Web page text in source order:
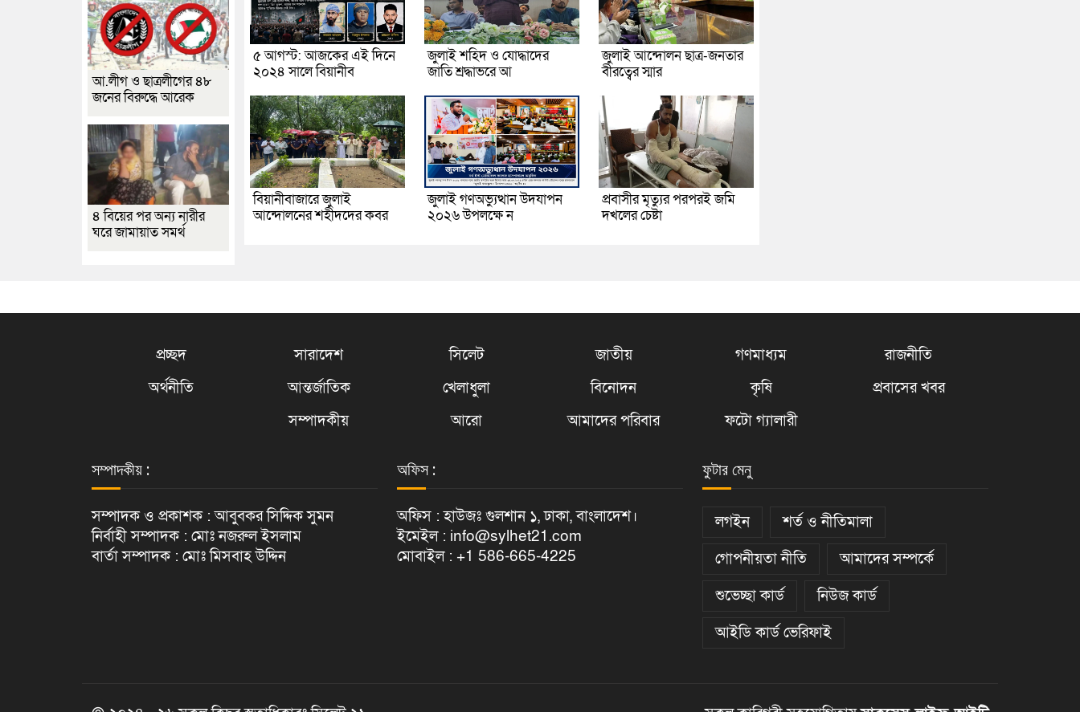
৫ আগস্ট: আজকের এই দিনে
২০২৪ সালে বিয়ানীব
জুলাই শহিদ ও যোদ্ধাদের
জাতি শ্রদ্ধাভরে আ
জুলাই আন্দোলন ছাত্র-জনতার
বীরত্বের স্মার
বিয়ানীবাজারে জুলাই
আন্দোলনের শহীদদের কবর
জুলাই গণঅভ্যুত্থান উদযাপন
২০২৬ উপলক্ষে ন
প্রবাসীর মৃত্যুর পরপরই জমি
দখলের চেষ্টা
আ.লীগ ও ছাত্রলীগের ৪৮
জনের বিরুদ্ধে আরেক
৪ বিয়ের পর অন্য নারীর
ঘরে জামায়াত সমর্থ
প্রচ্ছদ সারাদেশ সিলেট জাতীয় গণমাধ্যম
রাজনীতি
অর্থনীতি
আন্তর্জাতিক খেলাধুলা বিনোদন কৃষি
প্রবাসের খবর
সম্পাদকীয়
আরো আমাদের পরিবার ফটো গ্যালারী
সম্পাদকীয় :
সম্পাদক ও প্রকাশক : আবুবকর সিদ্দিক সুমন
নির্বাহী সম্পাদক : মোঃ নজরুল ইসলাম
বার্তা সম্পাদক : মোঃ মিসবাহ উদ্দিন
অফিস :
অফিস : হাউজঃ গুলশান ১, ঢাকা, বাংলাদেশ।
ইমেইল : info@sylhet21.com
মোবাইল : +1 586-665-4225
ফুটার মেনু
লগইন
শর্ত ও নীতিমালা
গোপনীয়তা নীতি
আমাদের সম্পর্কে
শুভেচ্ছা কার্ড
নিউজ কার্ড
আইডি কার্ড ভেরিফাই